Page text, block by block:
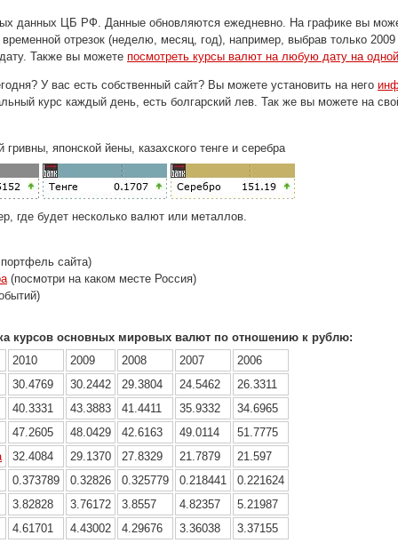
данных ЦБ РФ. Данные обновляются ежедневно. На графике вы
отрезок (неделю, месяц, год), например, выбрав только
Также вы можете посмотреть курсы валют на любую дату на
У вас есть собственный сайт? Вы можете установить на него
курс каждый день, есть болгарский лев. Так же вы можете на
японской йены, казахского тенге и серебра
где будет несколько валют или металлов.
сайта)
(посмотри на каком месте Россия)
курсов основных мировых валют по отношению к рублю:
2010
2009 2008 2007
2006
30.4769
30.2442 29.3804 24.5462
26.3311
40.3331
43.3883 41.4411 35.9332
34.6965
47.2605
48.0429 42.6163 49.0114
51.7775
32.4084 29.1370 27.8329 21.7879
21.597
0.373789
0.32826 0.325779 0.218441
0.221624
3.82828
3.76172 3.8557 4.82357
5.21987
4.61701
4.43002 4.29676 3.36038 3.37155